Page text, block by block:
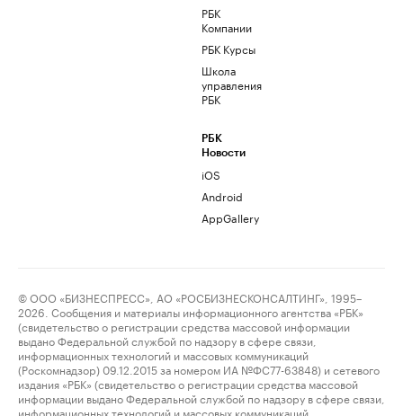
РБК
Компании
РБК Курсы
Школа
управления
РБК
РБК
Новости
iOS
Android
AppGallery
© ООО «БИЗНЕСПРЕСС», АО «РОСБИЗНЕСКОНСАЛТИНГ», 1995–
2026. Сообщения и материалы информационного агентства «РБК»
(свидетельство о регистрации средства массовой информации
выдано Федеральной службой по надзору в сфере связи,
информационных технологий и массовых коммуникаций
(Роскомнадзор) 09.12.2015 за номером ИА №ФС77-63848) и сетевого
издания «РБК» (свидетельство о регистрации средства массовой
информации выдано Федеральной службой по надзору в сфере связи,
информационных технологий и массовых коммуникаций